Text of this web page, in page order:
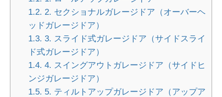
1.2. 2. セクショナルガレージドア（オーバーヘ
ッドガレージドア）
1.3. 3. スライド式ガレージドア（サイドスライ
ド式ガレージドア）
1.4. 4. スイングアウトガレージドア（サイドヒ
ンジガレージドア）
1.5. 5. ティルトアップガレージドア（アップア